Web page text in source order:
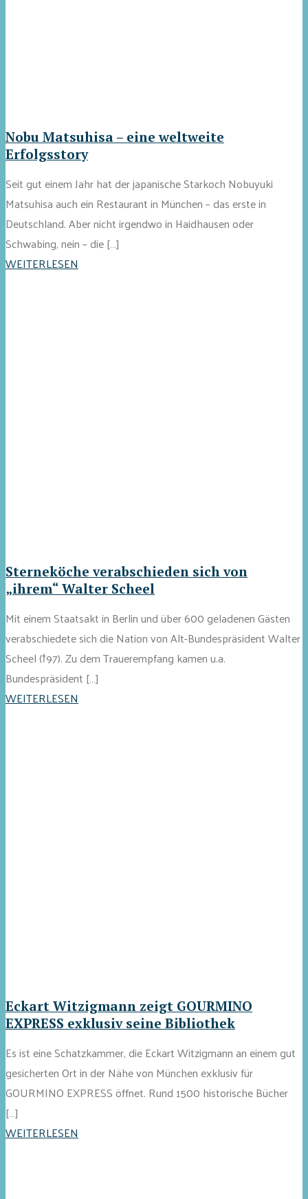
Nobu Matsuhisa – eine weltweite
Erfolgsstory
Seit gut einem Jahr hat der japanische Starkoch Nobuyuki
Matsuhisa auch ein Restaurant in München – das erste in
Deutschland. Aber nicht irgendwo in Haidhausen oder
Schwabing, nein – die […]
WEITERLESEN
Sterneköche verabschieden sich von
„ihrem“ Walter Scheel
Mit einem Staatsakt in Berlin und über 600 geladenen Gästen
verabschiedete sich die Nation von Alt-Bundespräsident Walter
Scheel (†97). Zu dem Trauerempfang kamen u.a.
Bundespräsident […]
WEITERLESEN
Eckart Witzigmann zeigt GOURMINO
EXPRESS exklusiv seine Bibliothek
Es ist eine Schatzkammer, die Eckart Witzigmann an einem gut
gesicherten Ort in der Nähe von München exklusiv für
GOURMINO EXPRESS öffnet. Rund 1500 historische Bücher
[…]
WEITERLESEN